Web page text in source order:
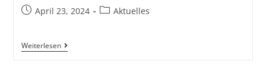
April 23, 2024 Aktuelles
Weiterlesen